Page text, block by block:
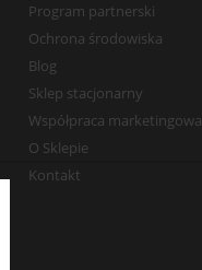
Program partnerski
Ochrona środowiska
Blog
Sklep stacjonarny
Współpraca marketingowa
O Sklepie
Kontakt